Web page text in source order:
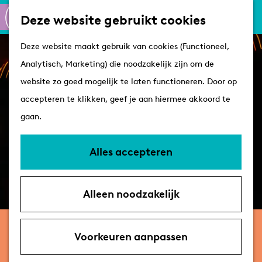
Deze website gebruikt cookies
Deze website maakt gebruik van cookies (Functioneel,
Analytisch, Marketing) die noodzakelijk zijn om de
website zo goed mogelijk te laten functioneren. Door op
accepteren te klikken, geef je aan hiermee akkoord te
gaan.
Alles accepteren
Alleen noodzakelijk
Voorkeuren aanpassen
a
n
K
a
r
t
Z
e
k
e
n
e
n
u
Routes
Winkelen
Plan je bezoek
Tips
Arrangementen
parkeren
Bökkers – Hier!